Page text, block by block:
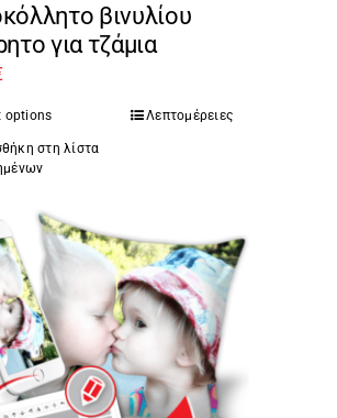
βινυλίου
για τζάμια
options Λεπτομέρειες
στη λίστα